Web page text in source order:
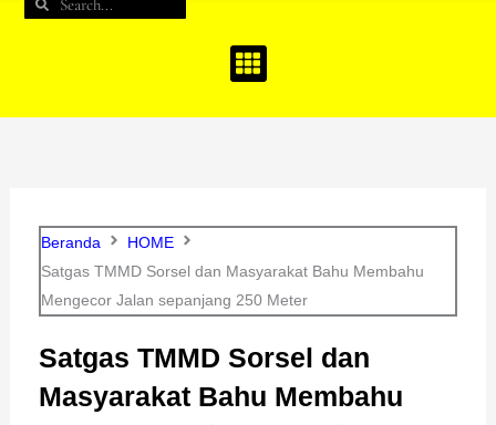
Beranda
HOME
Satgas TMMD Sorsel dan Masyarakat Bahu Membahu
Mengecor Jalan sepanjang 250 Meter
Satgas TMMD Sorsel dan
Masyarakat Bahu Membahu